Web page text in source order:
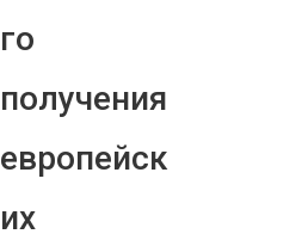
го
получения
европейск
их